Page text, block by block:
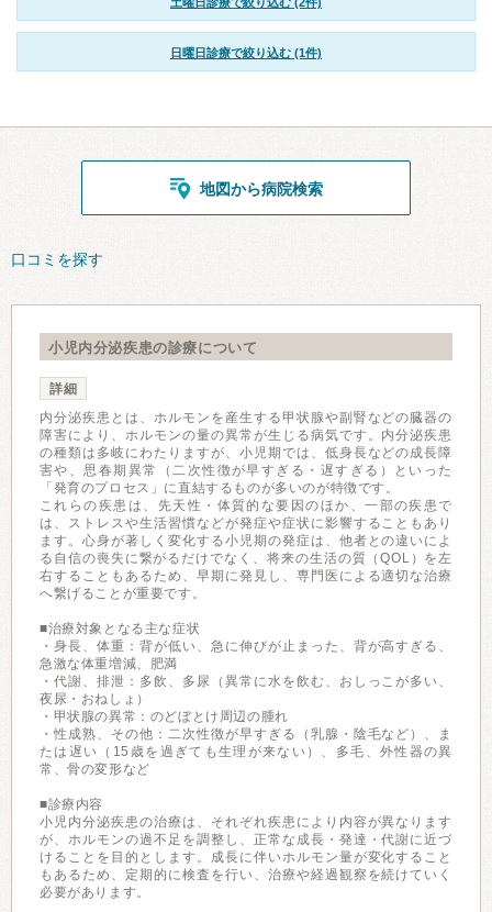
日曜日診療で絞り込む (1件)
地図から病院検索
口コミを探す
小児内分泌疾患の診療について
詳細
内分泌疾患とは、ホルモンを産生する甲状腺や副腎などの臓器の
障害により、ホルモンの量の異常が生じる病気です。内分泌疾患
の種類は多岐にわたりますが、小児期では、低身長などの成長障
害や、思春期異常（二次性徴が早すぎる・遅すぎる）といった
「発育のプロセス」に直結するものが多いのが特徴です。
これらの疾患は、先天性・体質的な要因のほか、一部の疾患で
は、ストレスや生活習慣などが発症や症状に影響することもあり
ます。心身が著しく変化する小児期の発症は、他者との違いによ
る自信の喪失に繋がるだけでなく、将来の生活の質（QOL）を左
右することもあるため、早期に発見し、専門医による適切な治療
へ繋げることが重要です。
■治療対象となる主な症状
・身長、体重：背が低い、急に伸びが止まった、背が高すぎる、
急激な体重増減、肥満
・代謝、排泄：多飲、多尿（異常に水を飲む、おしっこが多い、
夜尿・おねしょ）
・甲状腺の異常：のどぼとけ周辺の腫れ
・性成熟、その他：二次性徴が早すぎる（乳腺・陰毛など）、ま
たは遅い（15歳を過ぎても生理が来ない）、多毛、外性器の異
常、骨の変形など
■診療内容
小児内分泌疾患の治療は、それぞれ疾患により内容が異なります
が、ホルモンの過不足を調整し、正常な成長・発達・代謝に近づ
けることを目的とします。成長に伴いホルモン量が変化すること
もあるため、定期的に検査を行い、治療や経過観察を続けていく
必要があります。